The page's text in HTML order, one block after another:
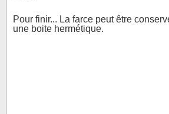
Pour finir... La farce peut être
une boite hermétique.